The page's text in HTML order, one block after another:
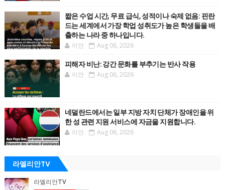
짧은 수업 시간, 무료 급식, 성적이나 숙제 없음: 핀란
드는 세계에서 가장 학업 성취도가 높은 학생들을 배
출하는 나라 중 하나입니다.
이안 Aug 06, 2026
피해자 비난: 강간 문화를 부추기는 반사 작용
이안 Aug 06, 2026
네덜란드에서는 일부 지방 자치 단체가 장애인을 위
한 성 관련 지원 서비스에 자금을 지원합니다.
이안 Aug 06, 2026
라엘리안TV